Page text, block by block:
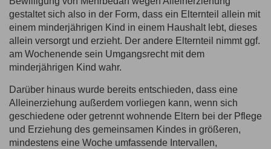
gestaltet sich also in der Form, dass ein Elternteil allein mit
einem minderjährigen Kind in einem Haushalt lebt, dieses
allein versorgt und erzieht. Der andere Elternteil nimmt ggf.
am Wochenende sein Umgangsrecht mit dem
minderjährigen Kind wahr.
Darüber hinaus wurde bereits entschieden, dass eine
Alleinerziehung außerdem vorliegen kann, wenn sich
geschiedene oder getrennt wohnende Eltern bei der Pflege
und Erziehung des gemeinsamen Kindes in größeren,
mindestens eine Woche umfassende Intervallen,